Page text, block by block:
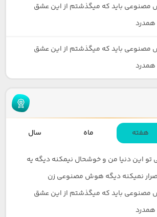
مصنوعی باید که میگذشتم از این عشق
مصنوعی باید که میگذشتم از این عشق
هفته ماه سال
این دنیا من و خوشحال نیمکنه دیگه یه
نمیکنه دیگه هوش مصنوعی زن
مصنوعی باید که میگذشتم از این عشق